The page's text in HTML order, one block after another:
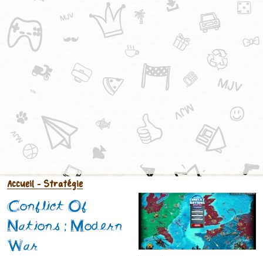
Accueil - Stratégie
Conflict Of
Nations : Modern
War